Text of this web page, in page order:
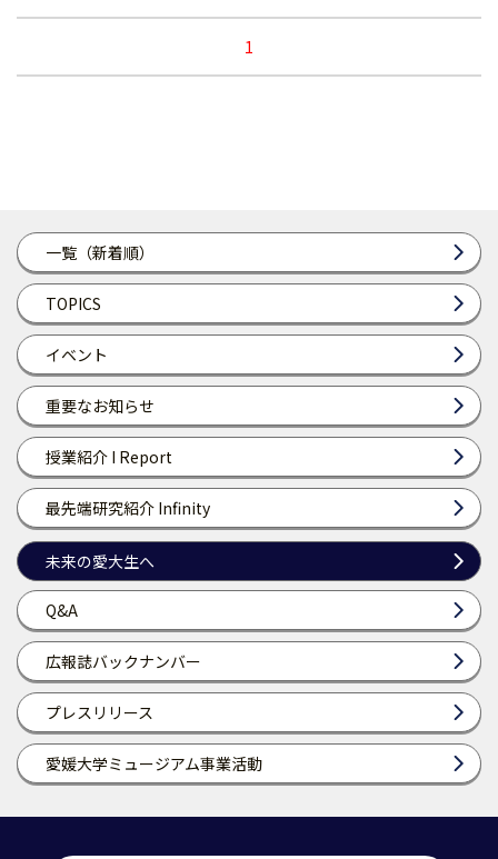
一覧（新着順）
TOPICS
イベント
重要なお知らせ
授業紹介 I Report
最先端研究紹介 Infinity
未来の愛大生へ
Q&A
広報誌バックナンバー
プレスリリース
愛媛大学ミュージアム事業活動
1